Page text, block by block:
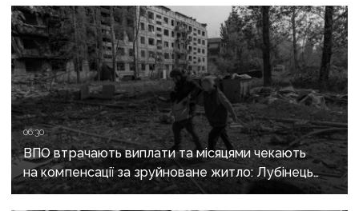
06:30
ВПО втрачають виплати та місяцями чекають
на компенсації за зруйноване житло: Лубінець
вимагає змін від уряду